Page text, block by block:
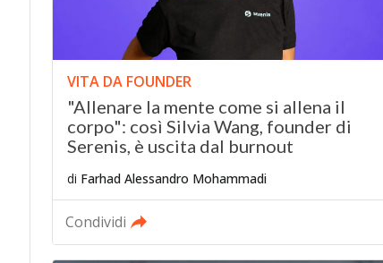
VITA DA FOUNDER
"Allenare la mente come si allena il
corpo": così Silvia Wang, founder di
Serenis, è uscita dal burnout
di Farhad Alessandro Mohammadi
Condividi